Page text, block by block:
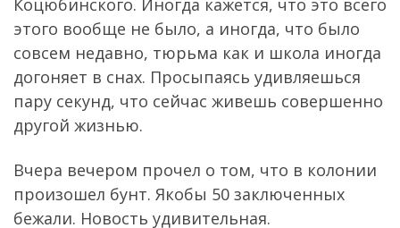
Коцюбинского. Иногда кажется, что это всего
этого вообще не было, а иногда, что было
совсем недавно, тюрьма как и школа иногда
догоняет в снах. Просыпаясь удивляешься
пару секунд, что сейчас живешь совершенно
другой жизнью.
Вчера вечером прочел о том, что в колонии
произошел бунт. Якобы 50 заключенных
бежали. Новость удивительная.